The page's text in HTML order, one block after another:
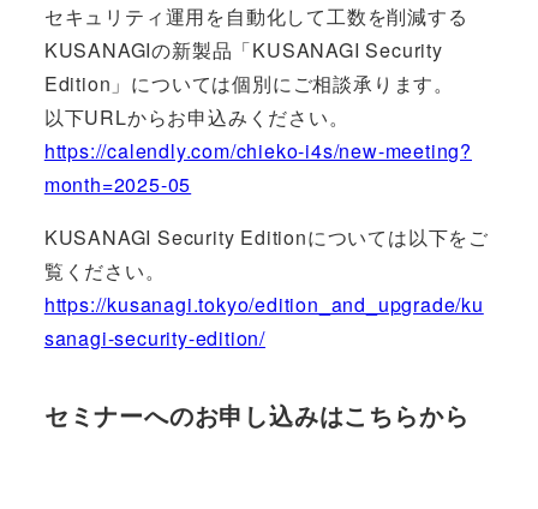
セキュリティ運用を自動化して工数を削減する
KUSANAGIの新製品「KUSANAGI Security
Edition」については個別にご相談承ります。
以下URLからお申込みください。
https://calendly.com/chieko-i4s/new-meeting?
month=2025-05
KUSANAGI Security Editionについては以下をご
覧ください。
https://kusanagi.tokyo/edition_and_upgrade/ku
sanagi-security-edition/
セミナーへのお申し込みはこちらから